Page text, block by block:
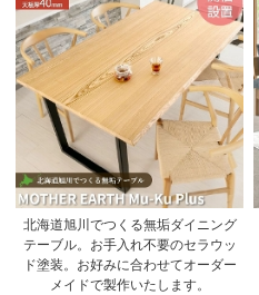
北海道旭川でつくる無垢ダイニング
テーブル。お手入れ不要のセラウッ
ド塗装。お好みに合わせてオーダー
メイドで製作いたします。